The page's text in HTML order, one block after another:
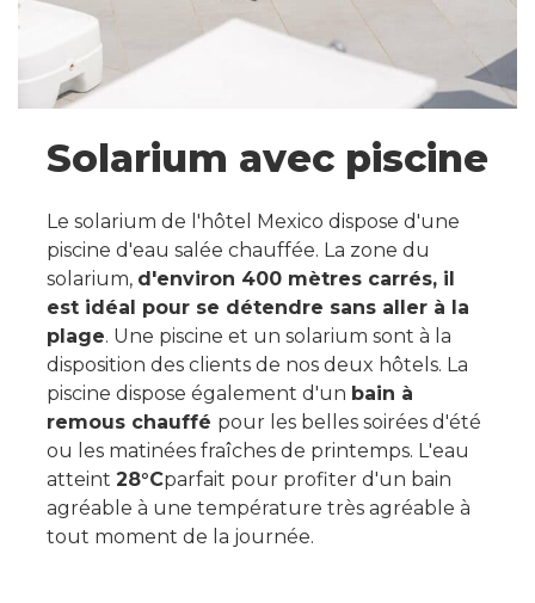
Solarium avec piscine
Le solarium de l'hôtel Mexico dispose d'une
piscine d'eau salée chauffée. La zone du
solarium, d'environ 400 mètres carrés, il
est idéal pour se détendre sans aller à la
plage. Une piscine et un solarium sont à la
disposition des clients de nos deux hôtels. La
piscine dispose également d'un bain à
remous chauffé pour les belles soirées d'été
ou les matinées fraîches de printemps. L'eau
atteint 28°Cparfait pour profiter d'un bain
agréable à une température très agréable à
tout moment de la journée.